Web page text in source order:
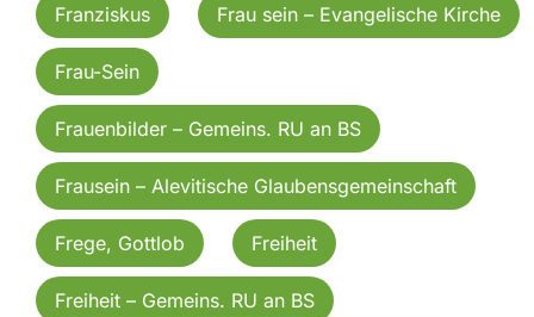
Franziskus Frau sein – Evangelische Kirche
Frau-Sein
Frauenbilder – Gemeins. RU an BS
Frausein – Alevitische Glaubensgemeinschaft
Frege, Gottlob Freiheit
Freiheit – Gemeins. RU an BS